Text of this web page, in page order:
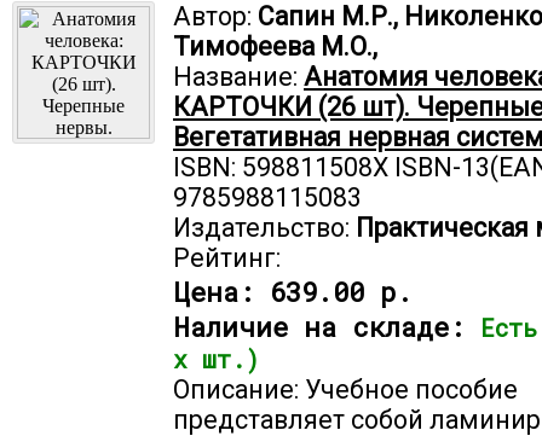
Автор: Сапин М.Р.,
Тимофеева М.О.,
Название: Анатомия
КАРТОЧКИ (26 шт).
Вегетативная нервная
ISBN: 598811508X ISBN-
9785988115083
Издательство:
Рейтинг:
Цена: 639.00 р.
Наличие на складе:
х шт.)
Описание: Учебное пособие
представляет собой